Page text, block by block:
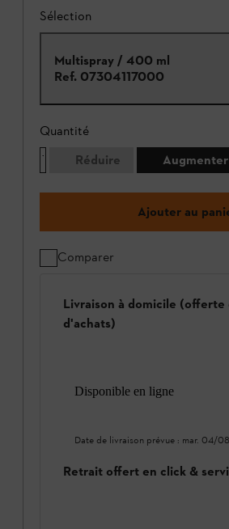
Sélection
Multispray / 400 ml
Ref. 07304117000
Quantité
Réduire
Augmenter
Ajouter au
Comparer
Livraison à domicile (offerte
d'achats)
Disponible en ligne
Date de livraison prévue : mar. 04/08
Retrait offert en click &